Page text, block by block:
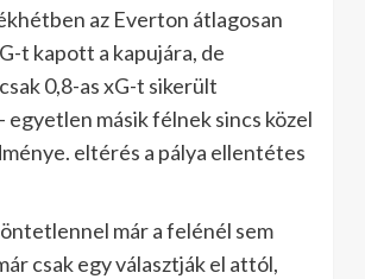
az Everton átlagosan
t kapott a kapujára, de
0,8-as xG-t sikerült
egyetlen másik félnek sincs közel
eltérés a pálya ellentétes
már a felénél sem
csak egy választják el attól,